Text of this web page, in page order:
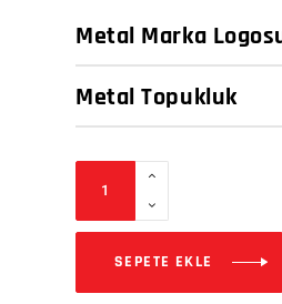
SEPETE EKLE